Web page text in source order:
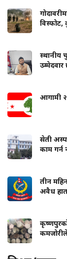
विस्फोट,
स्थानीय
उम्मेदवार
आगामी
सेती
काम गर्न
तीन
अवैध